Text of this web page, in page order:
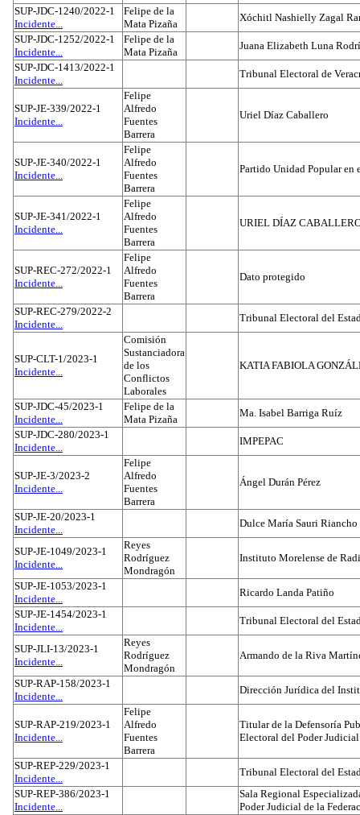
SUP-JDC-1240/2022-1
Incidente...
Felipe de la
Mata Pizaña
Xóchitl Nashielly Zagal
SUP-JDC-1252/2022-1
Incidente...
Felipe de la
Mata Pizaña
Juana Elizabeth Luna
SUP-JDC-1413/2022-1
Incidente...
Tribunal Electoral de
SUP-JE-339/2022-1
Incidente...
Felipe
Alfredo
Fuentes
Barrera
Uriel Díaz Caballero
SUP-JE-340/2022-1
Incidente...
Felipe
Alfredo
Fuentes
Barrera
Partido Unidad Popular en
SUP-JE-341/2022-1
Incidente...
Felipe
Alfredo
Fuentes
Barrera
URIEL DÍAZ
SUP-REC-272/2022-1
Incidente...
Felipe
Alfredo
Fuentes
Barrera
Dato protegido
SUP-REC-279/2022-2
Incidente...
Tribunal Electoral del
SUP-CLT-1/2023-1
Incidente...
Comisión
Sustanciadora
de los
Conflictos
Laborales
KATIA FABIOLA
SUP-JDC-45/2023-1
Incidente...
Felipe de la
Mata Pizaña
Ma. Isabel Barriga Ruíz
SUP-JDC-280/2023-1
Incidente...
IMPEPAC
SUP-JE-3/2023-2
Incidente...
Felipe
Alfredo
Fuentes
Barrera
Ángel Durán Pérez
SUP-JE-20/2023-1
Incidente...
Dulce María Sauri
SUP-JE-1049/2023-1
Incidente...
Reyes
Rodríguez
Mondragón
Instituto Morelense de
SUP-JE-1053/2023-1
Incidente...
Ricardo Landa Patiño
SUP-JE-1454/2023-1
Incidente...
Tribunal Electoral del
SUP-JLI-13/2023-1
Incidente...
Reyes
Rodríguez
Mondragón
Armando de la Riva
SUP-RAP-158/2023-1
Incidente...
Dirección Jurídica del
SUP-RAP-219/2023-1
Incidente...
Felipe
Alfredo
Fuentes
Barrera
Titular de la Defensoría
Electoral del Poder
SUP-REP-229/2023-1
Incidente...
Tribunal Electoral del
SUP-REP-386/2023-1
Incidente...
Sala Regional
Poder Judicial de la